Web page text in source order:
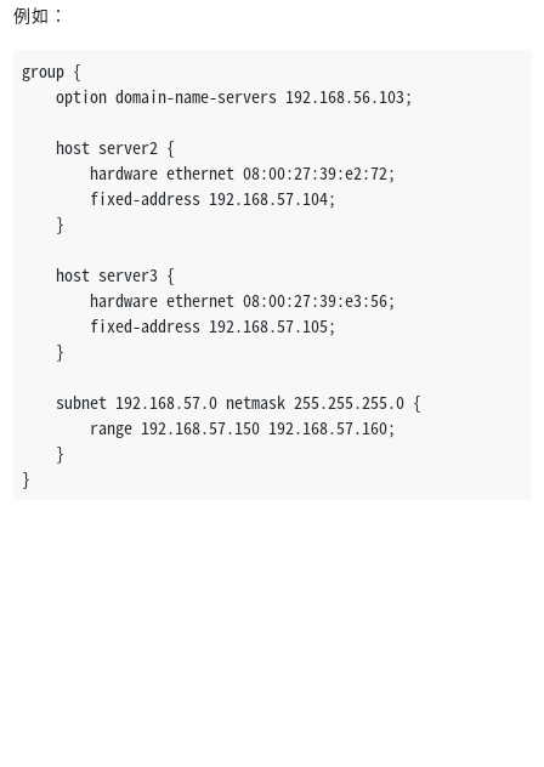
例如：
group {
    option domain-name-servers 192.168.56.103;
    host server2 {
        fixed-address 192.168.57.104;
    }
    host server3 {
        fixed-address 192.168.57.105;
    }
    subnet 192.168.57.0 netmask 255.255.255.0 {
        range 192.168.57.150 192.168.57.160;
    }
}